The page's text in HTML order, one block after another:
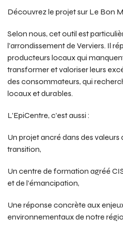
Découvrez le projet sur Le Bon
Selon nous, cet outil est
l’arrondissement de Verviers. Il
producteurs locaux qui
transformer et valoriser leurs
des consommateurs, qui
locaux et durables.
L’EpiCentre, c’est aussi :
Un projet ancré dans des
transition,
Un centre de formation agréé
et de l’émancipation,
Une réponse concrète aux
environnementaux de notre